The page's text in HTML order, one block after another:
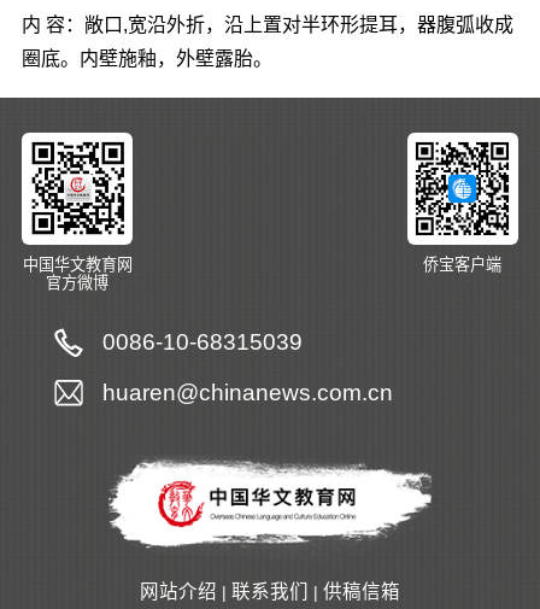
内 容：敞口,宽沿外折，沿上置对半环形提耳，器腹弧收成
圈底。内壁施釉，外壁露胎。
中国华文教育网
官方微博
侨宝客户端
0086-10-68315039
huaren@chinanews.com.cn
网站介绍 | 联系我们 | 供稿信箱